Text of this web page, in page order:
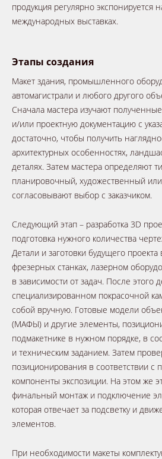
продукция регулярно экспонируется
международных выставках.
Этапы создания
Макет здания, промышленного
автомагистрали и любого другого
Сначала мастера изучают
и/или проектную документацию с
достаточно, чтобы получить
архитектурных особенностях,
деталях. Затем мастера определяют
планировочный, художественный
согласовывают выбор с заказчиком.
Следующий этап – разработка 3D
подготовка нужного количества
Детали и заготовки будущего
фрезерных станках, лазерном
в зависимости от задач. После этого
специализированном покрасочной
собой вручную. Готовые модели
(МАФЫ) и другие элементы,
подмакетнике в нужном порядке, в
и техническим заданием. Затем
позиционирования в соответствии с
компоненты экспозиции. На этом же
финальный монтаж и подключение
которая отвечает за подсветку и
элементов.
При необходимости макеты